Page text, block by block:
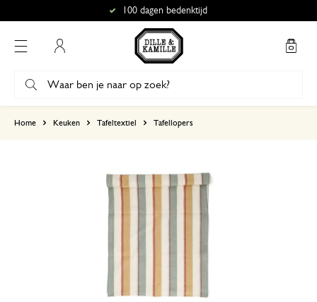
100 dagen bedenktijd
Home Keuken Tafeltextiel Tafellopers
2
16 juli 2026